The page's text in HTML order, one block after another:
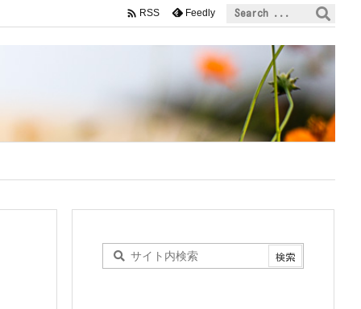
luxeritas/inc/description.phpon line150
 RSS Feedly